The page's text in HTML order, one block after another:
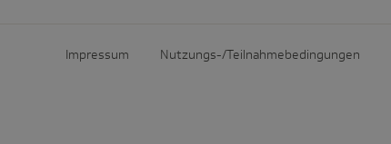
Impressum Nutzungs-/Teilnahmebedingungen